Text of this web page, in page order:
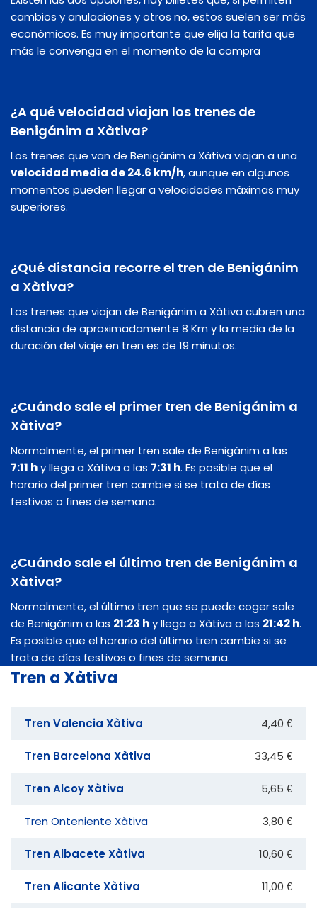
cambios y anulaciones y otros no, estos suelen ser más
económicos. Es muy importante que elija la tarifa que
más le convenga en el momento de la compra
¿A qué velocidad viajan los trenes de
Benigánim a Xàtiva?
Los trenes que van de Benigánim a Xàtiva viajan a una
velocidad media de 24.6 km/h, aunque en algunos
momentos pueden llegar a velocidades máximas muy
superiores.
¿Qué distancia recorre el tren de Benigánim
a Xàtiva?
Los trenes que viajan de Benigánim a Xàtiva cubren una
distancia de aproximadamente 8 Km y la media de la
duración del viaje en tren es de 19 minutos.
¿Cuándo sale el primer tren de Benigánim a
Xàtiva?
Normalmente, el primer tren sale de Benigánim a las
7:11 hy llega a Xàtiva a las 7:31 h. Es posible que el
horario del primer tren cambie si se trata de días
festivos o fines de semana.
¿Cuándo sale el último tren de Benigánim a
Xàtiva?
Normalmente, el último tren que se puede coger sale
de Benigánim a las 21:23 hy llega a Xàtiva a las 21:42 h.
Es posible que el horario del último tren cambie si se
trata de días festivos o fines de semana.
Tren a Xàtiva
Tren Valencia Xàtiva 4,40 €
Tren Barcelona Xàtiva 33,45 €
Tren Alcoy Xàtiva 5,65 €
Tren Onteniente Xàtiva 3,80 €
Tren Albacete Xàtiva 10,60 €
Tren Alicante Xàtiva 11,00 €